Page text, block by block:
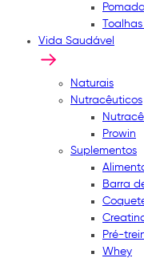
Vida Saudável
Naturais
Nutracêuticos
Prowin
Suplementos
Barra
Pré-
Whey